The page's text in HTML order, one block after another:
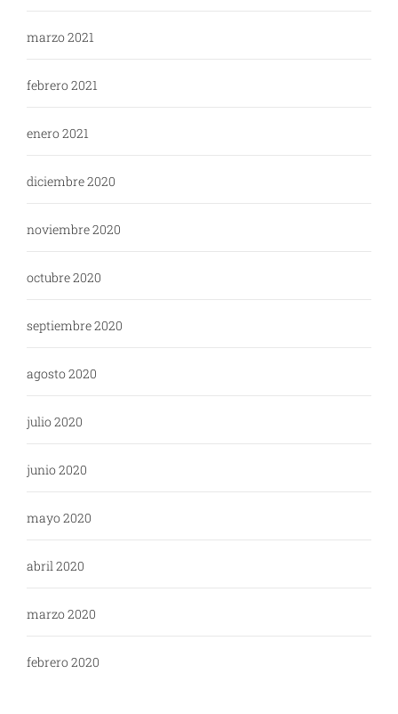
marzo 2021
febrero 2021
enero 2021
diciembre 2020
noviembre 2020
octubre 2020
septiembre 2020
agosto 2020
julio 2020
junio 2020
mayo 2020
abril 2020
marzo 2020
febrero 2020